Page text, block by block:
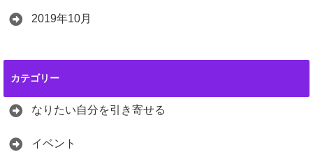
2019年10月
カテゴリー
なりたい自分を引き寄せる
イベント